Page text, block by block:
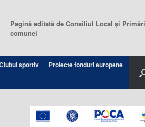
Pagină editată de Consiliul Local şi
comunei
sportiv
Proiecte fonduri europene